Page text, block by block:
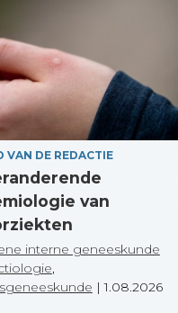
VAN DE REDACTIE
van
interne geneeskunde
|1.08.2026